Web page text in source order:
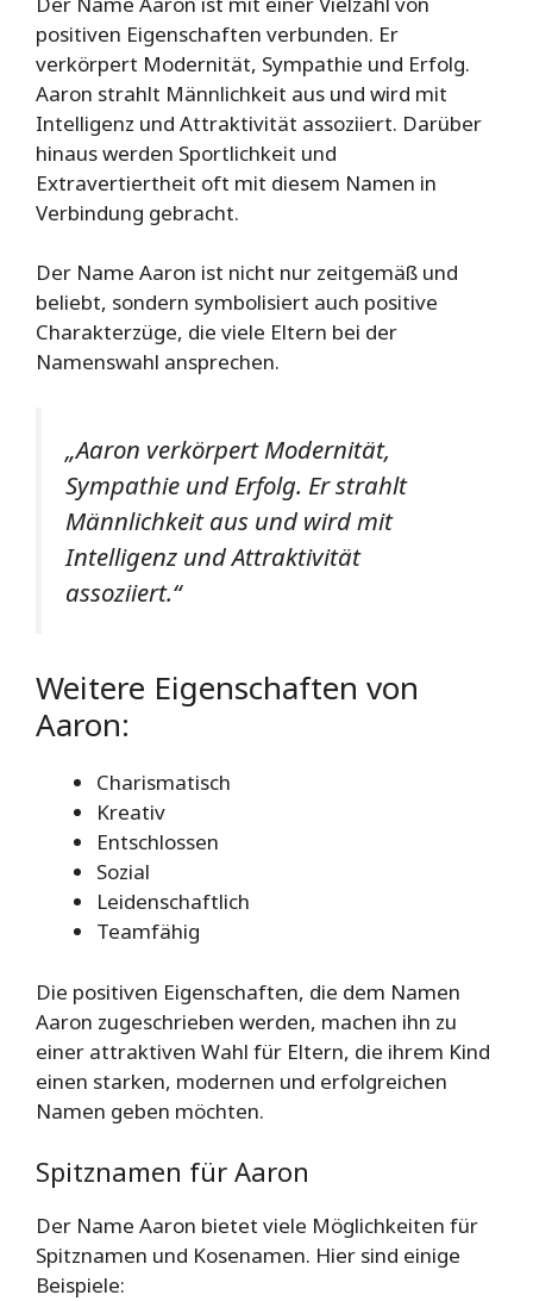
positiven Eigenschaften verbunden. Er
verkörpert Modernität, Sympathie und Erfolg.
Aaron strahlt Männlichkeit aus und wird mit
Intelligenz und Attraktivität assoziiert. Darüber
hinaus werden Sportlichkeit und
Extravertiertheit oft mit diesem Namen in
Verbindung gebracht.
Der Name Aaron ist nicht nur zeitgemäß und
beliebt, sondern symbolisiert auch positive
Charakterzüge, die viele Eltern bei der
Namenswahl ansprechen.
„Aaron verkörpert Modernität,
Sympathie und Erfolg. Er strahlt
Männlichkeit aus und wird mit
Intelligenz und Attraktivität
assoziiert.“
Weitere Eigenschaften von
Aaron:
Charismatisch
Kreativ
Entschlossen
Sozial
Leidenschaftlich
Teamfähig
Die positiven Eigenschaften, die dem Namen
Aaron zugeschrieben werden, machen ihn zu
einer attraktiven Wahl für Eltern, die ihrem Kind
einen starken, modernen und erfolgreichen
Namen geben möchten.
Spitznamen für Aaron
Der Name Aaron bietet viele Möglichkeiten für
Spitznamen und Kosenamen. Hier sind einige
Beispiele: